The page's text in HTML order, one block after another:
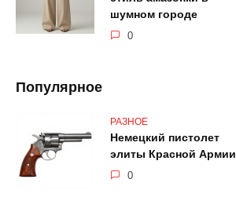
шумном городе
0
Популярное
РАЗНОЕ
Немецкий пистолет
элиты Красной Армии
0